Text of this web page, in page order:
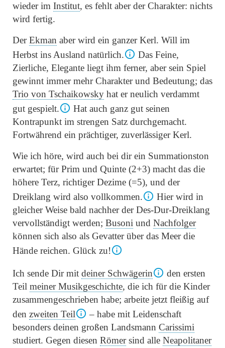
wieder im Institut, es fehlt aber der Charakter: nichts
wird fertig.
DerEkman aber wird ein ganzer Kerl. Will im
Herbst ins Ausland natürlich.
Das Feine,
Zierliche, Elegante liegt ihm ferner, aber sein Spiel
gewinnt immer mehr Charakter und Bedeutung; das
Trio von Tschaikowsky hat er neulich verdammt
gut gespielt.
Hat auch ganz gut seinen
Kontrapunkt im strengen Satz durchgemacht.
Fortwährend ein prächtiger, zuverlässiger Kerl.
Wie ich höre, wird auch bei dir ein Summationston
erwartet; für Prim und Quinte (2+3) macht das die
höhere Terz, richtiger Dezime (=5), und der
Dreiklang wird also vollkommen.
Hier wird in
gleicher Weise bald nachher der Des-Dur-Dreiklang
vervollständigt werden; Busoni und Nachfolger
können sich also als Gevatter über das Meer die
Hände reichen. Glück zu!
Ich sende Dir mit deiner Schwägerin
den ersten
Teil meiner Musikgeschichte, die ich für die Kinder
zusammengeschrieben habe; arbeite jetzt fleißig auf
den zweiten Teil
– habe mit Leidenschaft
besonders deinen großen Landsmann Carissimi
studiert. Gegen diesen Römersind alle Neapolitaner